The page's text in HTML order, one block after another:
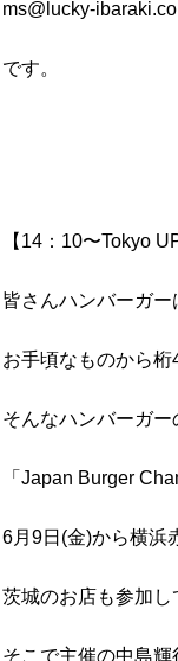
ms@lucky-
です。
【14：10〜Tokyo
皆さんハンバーガー
お手頃なものから桁
そんなハンバーガ
「Japan Burger
6月9日(金)から横浜
茨城のお店も参加し
そこで主催の中島輝